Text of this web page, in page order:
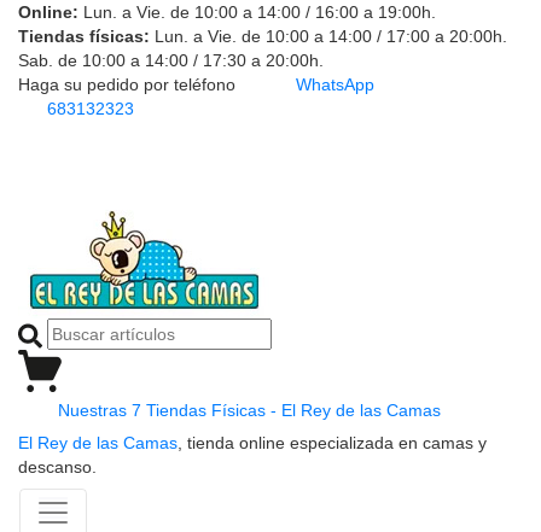
Online: Lun. a Vie. de 10:00 a 14:00 / 16:00 a 19:00h.
Tiendas físicas: Lun. a Vie. de 10:00 a 14:00 / 17:00 a 20:00h.
Sab. de 10:00 a 14:00 / 17:30 a 20:00h.
Haga su pedido por teléfono
683132323
WhatsApp
Nuestras 7 Tiendas Físicas - El Rey de las Camas
El Rey de las Camas , tienda online especializada en camas y
descanso.